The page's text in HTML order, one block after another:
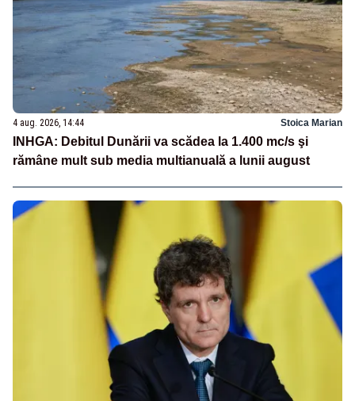
4 aug. 2026, 14:44 Stoica Marian
INHGA: Debitul Dunării va scădea la 1.400 mc/s şi
rămâne mult sub media multianuală a lunii august